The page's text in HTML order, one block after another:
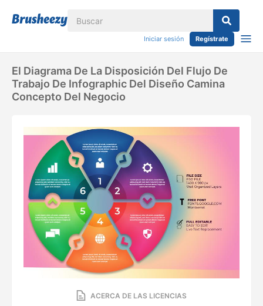
Iniciar sesión Regístrate
El Diagrama De La Disposición Del Flujo De
Trabajo De Infographic Del Diseño Camina
Concepto Del Negocio
ACERCA DE LAS LICENCIAS